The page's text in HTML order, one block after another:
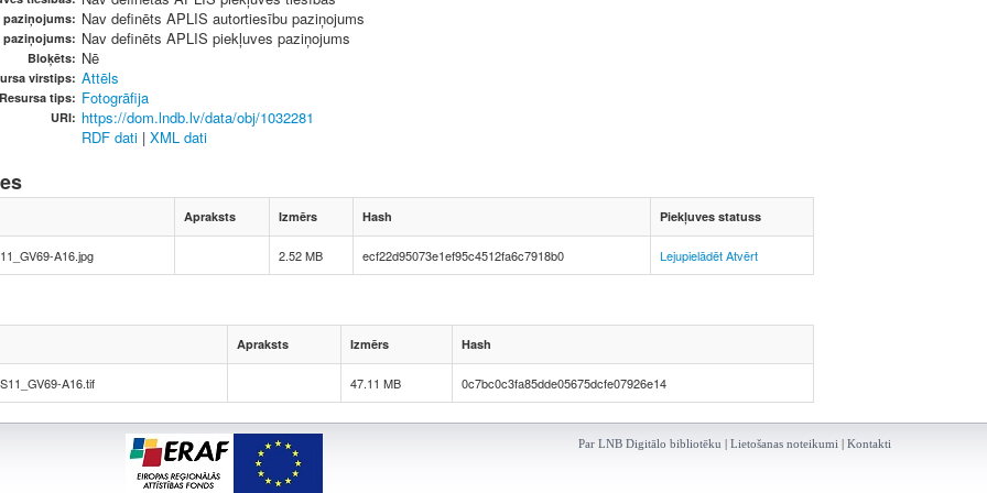
paziņojums: Nav definēts APLIS autortiesību paziņojums
paziņojums: Nav definēts APLIS piekļuves paziņojums
Bloķēts: Nē
virstips: Attēls
Resursa tips: Fotogrāfija
URI: https://dom.lndb.lv/data/obj/1032281
RDF dati | XML dati
Apraksts Izmērs Hash Piekļuves statuss
A16.jpg 2.52 MB ecf22d95073e1ef95c4512fa6c7918b0 LejupielādētAtvērt
Apraksts Izmērs Hash
A16.tif 47.11 MB 0c7bc0c3fa85dde05675dcfe07926e14
Par LNB Digitālo bibliotēku | Lietošanas noteikumi | Kontakti